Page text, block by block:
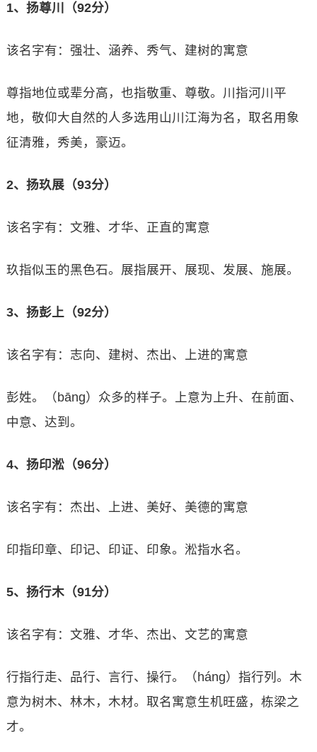
1、扬尊川（92分）
该名字有：强壮、涵养、秀气、建树的寓意
尊指地位或辈分高，也指敬重、尊敬。川指河川平
地，敬仰大自然的人多选用山川江海为名，取名用象
征清雅，秀美，豪迈。
2、扬玖展（93分）
该名字有：文雅、才华、正直的寓意
玖指似玉的黑色石。展指展开、展现、发展、施展。
3、扬彭上（92分）
该名字有：志向、建树、杰出、上进的寓意
彭姓。（bāng）众多的样子。上意为上升、在前面、
中意、达到。
4、扬印淞（96分）
该名字有：杰出、上进、美好、美德的寓意
印指印章、印记、印证、印象。淞指水名。
5、扬行木（91分）
该名字有：文雅、才华、杰出、文艺的寓意
行指行走、品行、言行、操行。（háng）指行列。木
意为树木、林木，木材。取名寓意生机旺盛，栋梁之
才。